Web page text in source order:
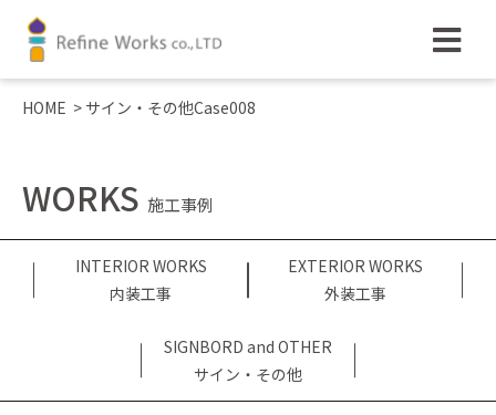
HOME > サイン・その他Case008
WORKS 施工事例
INTERIOR WORKS
内装工事
EXTERIOR WORKS
外装工事
SIGNBORD and OTHER
サイン・その他